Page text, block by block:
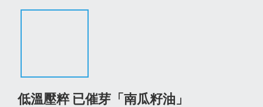
低溫壓粹 已催芽「南瓜籽油」